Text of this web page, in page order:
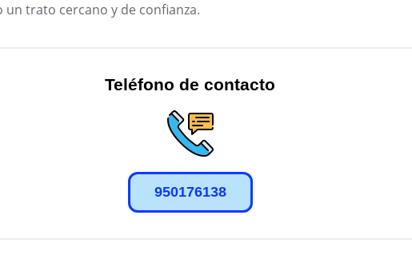
trato cercano y de confianza.
Teléfono de contacto
950176138